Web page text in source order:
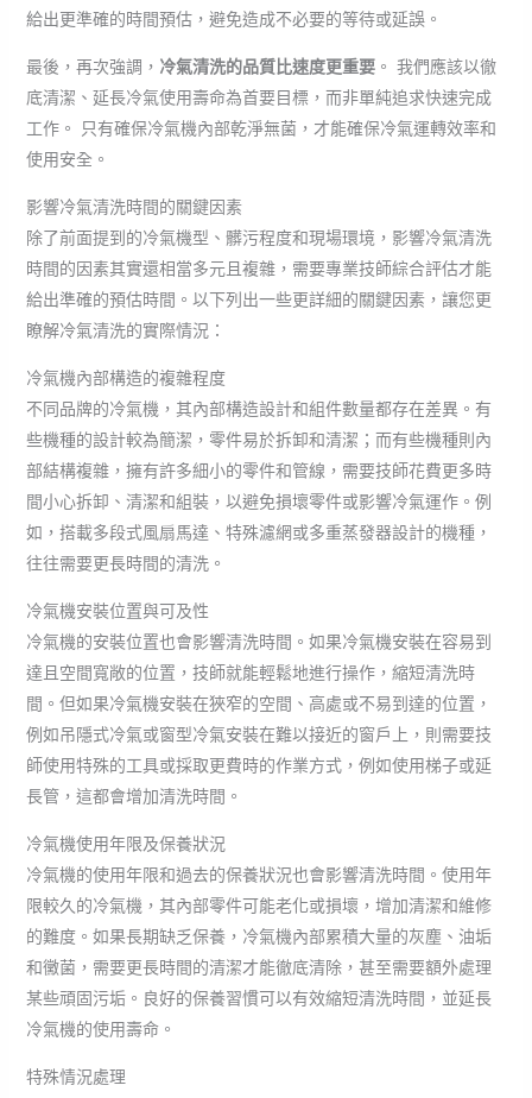
給出更準確的時間預估，避免造成不必要的等待或延誤。
最後，再次強調， 冷氣清洗的品質比速度更重要。 我們應該以徹
底清潔、延長冷氣使用壽命為首要目標，而非單純追求快速完成
工作。 只有確保冷氣機內部乾淨無菌，才能確保冷氣運轉效率和
使用安全。
影響冷氣清洗時間的關鍵因素
除了前面提到的冷氣機型、髒污程度和現場環境，影響冷氣清洗
時間的因素其實還相當多元且複雜，需要專業技師綜合評估才能
給出準確的預估時間。以下列出一些更詳細的關鍵因素，讓您更
瞭解冷氣清洗的實際情況：
冷氣機內部構造的複雜程度
不同品牌的冷氣機，其內部構造設計和組件數量都存在差異。有
些機種的設計較為簡潔，零件易於拆卸和清潔；而有些機種則內
部結構複雜，擁有許多細小的零件和管線，需要技師花費更多時
間小心拆卸、清潔和組裝，以避免損壞零件或影響冷氣運作。例
如，搭載多段式風扇馬達、特殊濾網或多重蒸發器設計的機種，
往往需要更長時間的清洗。
冷氣機安裝位置與可及性
冷氣機的安裝位置也會影響清洗時間。如果冷氣機安裝在容易到
達且空間寬敞的位置，技師就能輕鬆地進行操作，縮短清洗時
間。但如果冷氣機安裝在狹窄的空間、高處或不易到達的位置，
例如吊隱式冷氣或窗型冷氣安裝在難以接近的窗戶上，則需要技
師使用特殊的工具或採取更費時的作業方式，例如使用梯子或延
長管，這都會增加清洗時間。
冷氣機使用年限及保養狀況
冷氣機的使用年限和過去的保養狀況也會影響清洗時間。使用年
限較久的冷氣機，其內部零件可能老化或損壞，增加清潔和維修
的難度。如果長期缺乏保養，冷氣機內部累積大量的灰塵、油垢
和黴菌，需要更長時間的清潔才能徹底清除，甚至需要額外處理
某些頑固污垢。良好的保養習慣可以有效縮短清洗時間，並延長
冷氣機的使用壽命。
特殊情況處理